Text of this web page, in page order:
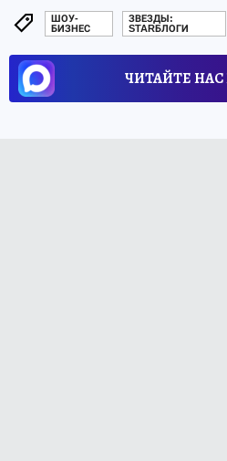
ШОУ-
БИЗНЕС
ЗВЕЗДЫ:
STARБЛОГИ
ЧИТАЙТЕ НАС